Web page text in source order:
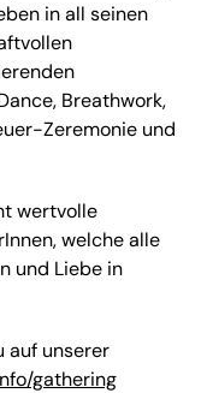
in all seinen
Breathwork,
Zeremonie und
wertvolle
welche alle
und Liebe in
auf unserer
gathering